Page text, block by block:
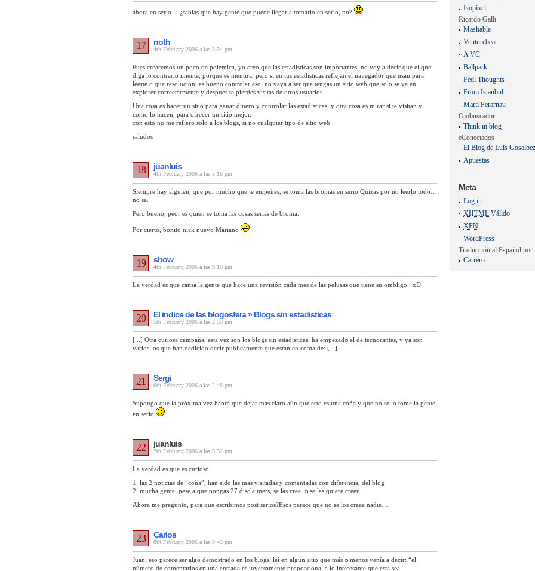
ahora en serio… ¿sabias que hay gente que puede llegar a tomarlo en serio, no?
noth
4th February 2006 a las 3:54 pm
17
Pues crearemos un poco de polemica, yo creo que las estadisticas son importantes, no voy a decir que el que
diga lo contrario miente, porque es mentira, pero si en tus estadisticas reflejan el navegador que usan para
leerte o que resolucion, es bueno controlar eso, no vaya a ser que tengas un sitio web que solo se ve en
explorer correctarmente y despues te pierdes visitas de otros usuarios.
Una cosa es hacer un sitio para ganar dinero y controlar las estadisticas, y otra cosa es mirar si te visitan y
como lo hacen, para ofrecer un sitio mejor.
con esto no me refiero solo a los blogs, si no cualquier tipo de sitio web.
saludos
juanluis
4th February 2006 a las 5:18 pm
18
Siempre hay alguien, que por mucho que te empeñes, se toma las bromas en serio.Quizas por no leerlo todo…
no se.
Pero bueno, peor es quien se toma las cosas serias de broma.
Por cierto, bonito nick nuevo Mariano
show
4th February 2006 a las 9:10 pm
19
La verdad es que cansa la gente que hace una revisión cada mes de las pelusas que tiene su ombligo.. xD
El indice de las blogosfera » Blogs sin estadisticas
5th February 2006 a las 2:59 pm
20
[...] Otra curiosa campaña, esta vez son los blogs sin estadisticas, ha empezado el de tecnorantes, y ya son
varios los que han dedicido decir publicamente que están en conta de: [...]
Sergi
6th February 2006 a las 2:48 pm
21
Supongo que la próxima vez habrá que dejar más claro aún que esto es una coña y que no se lo tome la gente
en serio
juanluis
7th February 2006 a las 5:52 pm
22
La verdad es que es curioso:
1. las 2 noticias de “coña”, han sido las mas visitadas y comentadas con diferencia, del blog
2. mucha gente, pese a que pongas 27 disclaimers, se las cree, o se las quiere creer.
Ahora me pregunto, para que escribimos post serios?Esos parece que no se los creee nadie…
Carlos
8th February 2006 a las 9:43 pm
23
Juan, eso parece ser algo demostrado en los blogs, leí en algún sitio que más o menos venía a decir: “el
número de comentarios en una entrada es inversamente proporcional a lo interesante que esta sea”
Isopixel
Ricardo Galli
Mashable
Venturebeat
A VC
Ballpark
Fedl Thoughts
From Istanbul …
Martí Perarnau
Ojobuscador
Think in blog
eConectados
El Blog de Luis Gosalbez
Apuestas
Meta
Log in
XHTML Válido
XFN
WordPress
Traducción al Español por
Carrero